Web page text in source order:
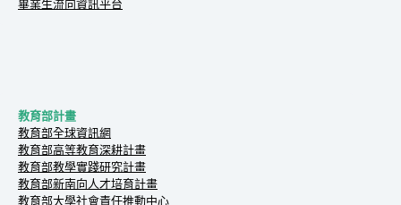
畢業生流向資訊平台
教育部計畫
教育部全球資訊網
教育部高等教育深耕計畫
教育部教學實踐研究計畫
教育部新南向人才培育計畫
教育部大學社會責任推動中心